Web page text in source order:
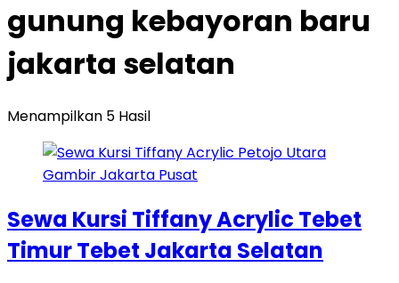
gunung kebayoran baru
jakarta selatan
Menampilkan 5 Hasil
Sewa Kursi Tiffany Acrylic Tebet
Timur Tebet Jakarta Selatan